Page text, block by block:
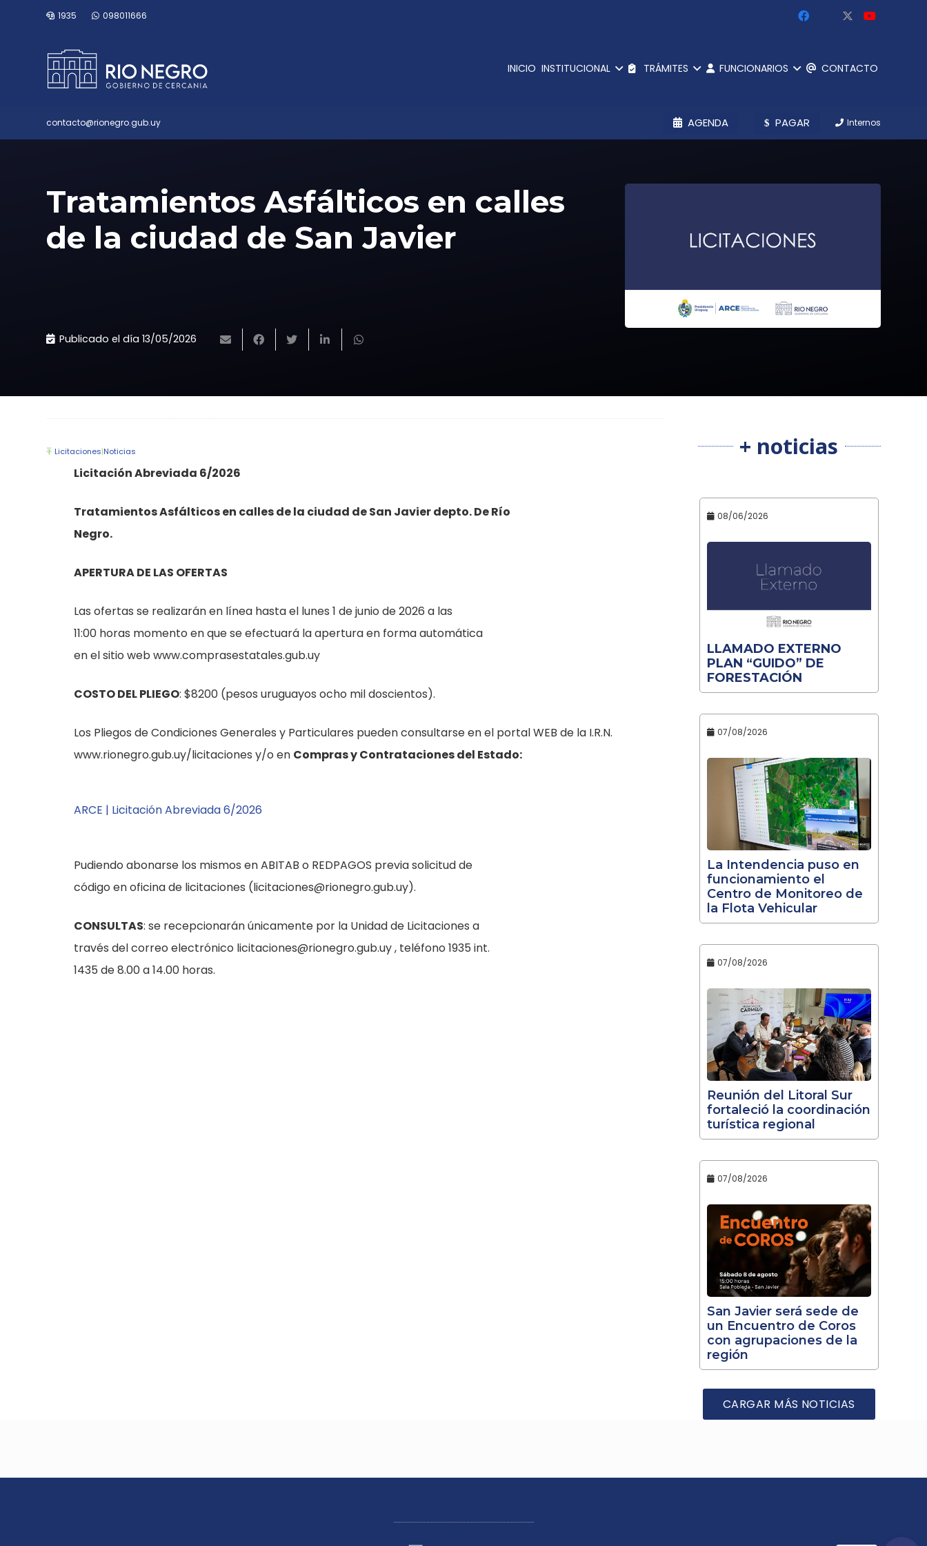
1935 098011666
INICIO INSTITUCIONAL TRÁMITES FUNCIONARIOS CONTACTO
contacto@rionegro.gub.uy AGENDA PAGAR Internos
Tratamientos Asfálticos en calles
de la ciudad de San Javier
Publicado el día 13/05/2026
Licitaciones|Noticias
Licitación Abreviada 6/2026
Tratamientos Asfálticos en calles de la ciudad de San Javier depto. De Río
Negro.
APERTURA DE LAS OFERTAS
Las ofertas se realizarán en línea hasta el lunes 1 de junio de 2026 a las
11:00 horas momento en que se efectuará la apertura en forma automática
en el sitio web www.comprasestatales.gub.uy
COSTO DEL PLIEGO: $8200 (pesos uruguayos ocho mil doscientos).
Los Pliegos de Condiciones Generales y Particulares pueden consultarse en el portal WEB de la I.R.N.
www.rionegro.gub.uy/licitaciones y/o en Compras y Contrataciones del Estado:
ARCE | Licitación Abreviada 6/2026
Pudiendo abonarse los mismos en ABITAB o REDPAGOS previa solicitud de
código en oficina de licitaciones (licitaciones@rionegro.gub.uy).
CONSULTAS: se recepcionarán únicamente por la Unidad de Licitaciones a
través del correo electrónico licitaciones@rionegro.gub.uy , teléfono 1935 int.
1435 de 8.00 a 14.00 horas.
+ noticias
08/06/2026
LLAMADO EXTERNO
PLAN “GUIDO” DE
FORESTACIÓN
07/08/2026
La Intendencia puso en
funcionamiento el
Centro de Monitoreo de
la Flota Vehicular
07/08/2026
Reunión del Litoral Sur
fortaleció la coordinación
turística regional
07/08/2026
San Javier será sede de
un Encuentro de Coros
con agrupaciones de la
región
CARGAR MÁS NOTICIAS